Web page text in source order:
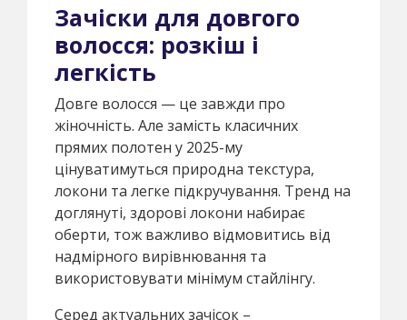
Зачіски для довгого
волосся: розкіш і
легкість
Довге волосся — це завжди про
жіночність. Але замість класичних
прямих полотен у 2025-му
цінуватимуться природна текстура,
локони та легке підкручування. Тренд на
доглянуті, здорові локони набирає
оберти, тож важливо відмовитись від
надмірного вирівнювання та
використовувати мінімум стайлінгу.
Серед актуальних зачісок –